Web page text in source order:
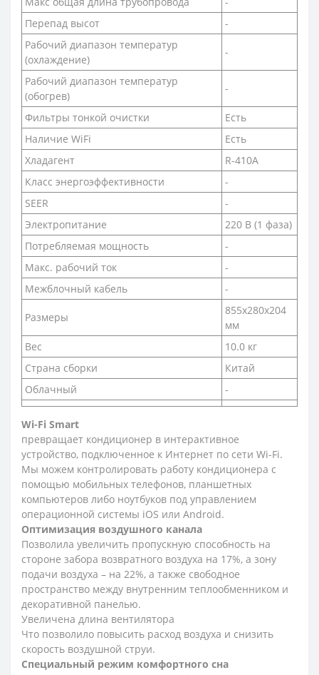
Перепад высот
-
Рабочий диапазон температур
(охлаждение)
-
Рабочий диапазон температур
(обогрев)
-
Фильтры тонкой очистки
Есть
Наличие WiFi
Есть
Хладагент
R-410A
Класс энергоэффективности
-
SEER
-
Электропитание
220 В (1 фаза)
Потребляемая мощность
-
Макс. рабочий ток
-
Межблочный кабель
-
Размеры
855х280х204
мм
Вес
10.0 кг
Страна сборки
Китай
Облачный
-
Wi-Fi Smart
превращает кондиционер в интерактивное
устройство, подключенное к Интернет по сети Wi-Fi.
Мы можем контролировать работу кондиционера с
помощью мобильных телефонов, планшетных
компьютеров либо ноутбуков под управлением
операционной системы iOS или Android.
Оптимизация воздушного канала
Позволила увеличить пропускную способность на
стороне забора возвратного воздуха на 17%, а зону
подачи воздуха – на 22%, а также свободное
пространство между внутренним теплообменником и
декоративной панелью.
Увеличена длина вентилятора
Что позволило повысить расход воздуха и снизить
скорость воздушной струи.
Специальный режим комфортного сна